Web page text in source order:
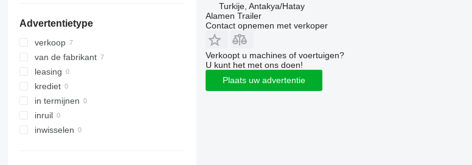
Advertentietype
verkoop
van de fabrikant
leasing
krediet
in termijnen
inruil
inwisselen
Turkije, Antakya/Hatay
Alamen Trailer
Contact opnemen met verkoper
Verkoopt u machines of voertuigen?
U kunt het met ons doen!
Plaats uw advertentie